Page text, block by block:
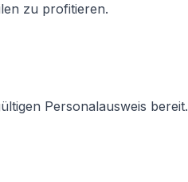
zu profitieren.
Personalausweis bereit.